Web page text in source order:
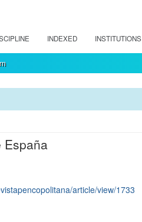
INDEXED INSTITUTIONS
España
article/view/1733